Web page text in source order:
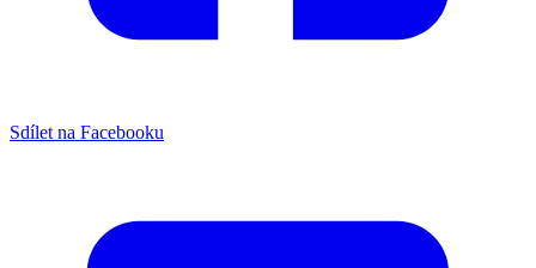
Sdílet na Facebooku